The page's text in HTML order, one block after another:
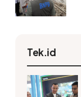
Tek.id